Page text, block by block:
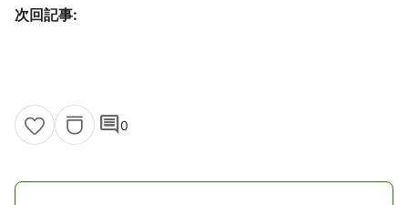
次回記事:
comment0